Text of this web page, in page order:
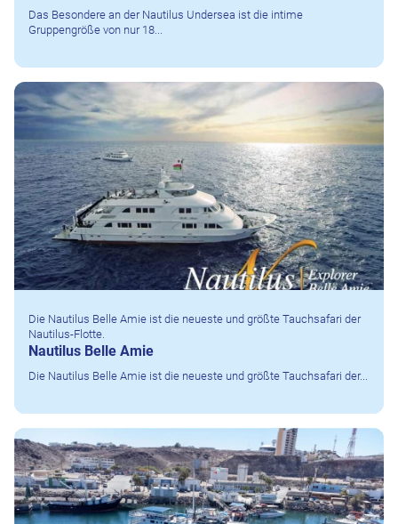
Das Besondere an der Nautilus Undersea ist die intime
Gruppengröße von nur 18...
Die Nautilus Belle Amie ist die neueste und größte Tauchsafari der
Nautilus-Flotte.
Nautilus Belle Amie
Die Nautilus Belle Amie ist die neueste und größte Tauchsafari der...